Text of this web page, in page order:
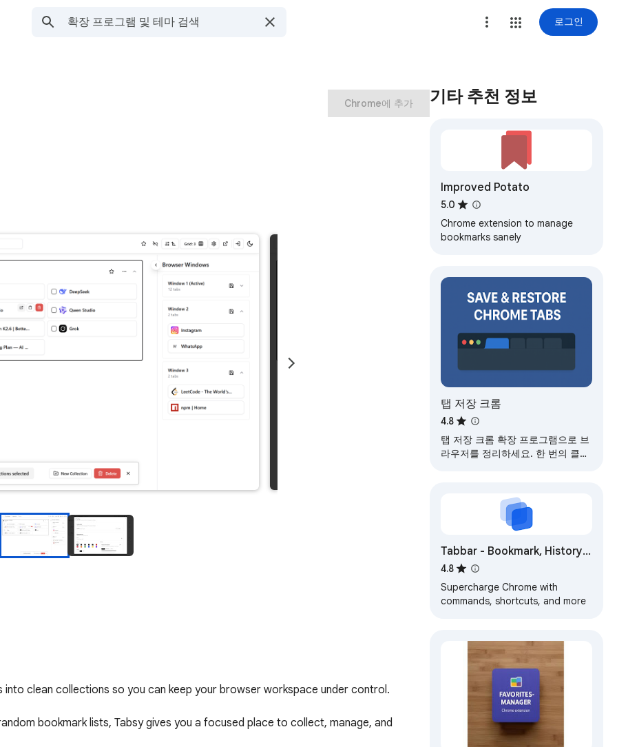
로그인
Chrome에 추가
clean collections so you can keep your browser workspace under control.
bookmark lists, Tabsy gives you a focused place to collect, manage, and
기타 추천 정보
Improved Potato
5.0
Chrome extension to manage
bookmarks sanely
탭 저장 크롬
4.8
탭 저장 크롬 확장 프로그램으로 브
라우저를 정리하세요. 한 번의 클릭
Tabbar - Bookmark, History,
& Tab Manager
4.8
Supercharge Chrome with
commands, shortcuts, and more